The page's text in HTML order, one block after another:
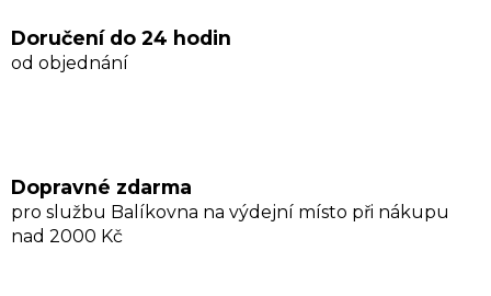
v
Doručení do 24 hodin
od objednání
Dopravné zdarma
pro službu Balíkovna na výdejní místo při nákupu
nad 2000 Kč